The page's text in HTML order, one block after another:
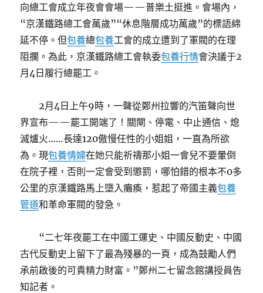
向總工會成立年夜會會場——普樂土挺進。會場內，
“京漢鐵路總工會萬歲”“休息階層成功萬歲”的標語綿
延不停。但包養總包養工會的成立遭到了軍閥的在理
阻攔。為此，京漢鐵路總工會執委包養行情會決議于2
月4日履行總罷工。
2月4日上午9時，一聲從鄭州拉響的汽笛聲向世
界宣布——罷工開端了！關閘、停電、中止通信、熄
滅爐火……長達120傲慢任性的小姐姐，一直為所欲
為。現包養情婦在她只能祈禱那小姐一會兒不要暈倒
在院子裡，否則一定會受到懲罰，哪怕錯的根本不0多
公里的京漢鐵路馬上墮入癱瘓，惹起了帝國主義包養
管道和革命軍閥的發急。
“二七年夜罷工在中國工運史、中國反動史、中國
古代反動史上留下了最為殘暴的一頁，成為鼓勵人們
承前啟後的可貴精力財富。”鄭州二七留念館講授員告
知記者。